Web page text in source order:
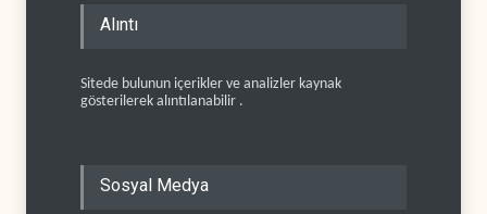
Alıntı
Sitede bulunun içerikler ve analizler kaynak
gösterilerek alıntılanabilir .
Sosyal Medya